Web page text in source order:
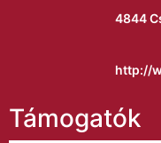
4844
http://
Támogatók